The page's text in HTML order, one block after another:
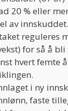
20 % eller
av innskuddet.
reguleres
for så å
hvert femte
i ny
faste